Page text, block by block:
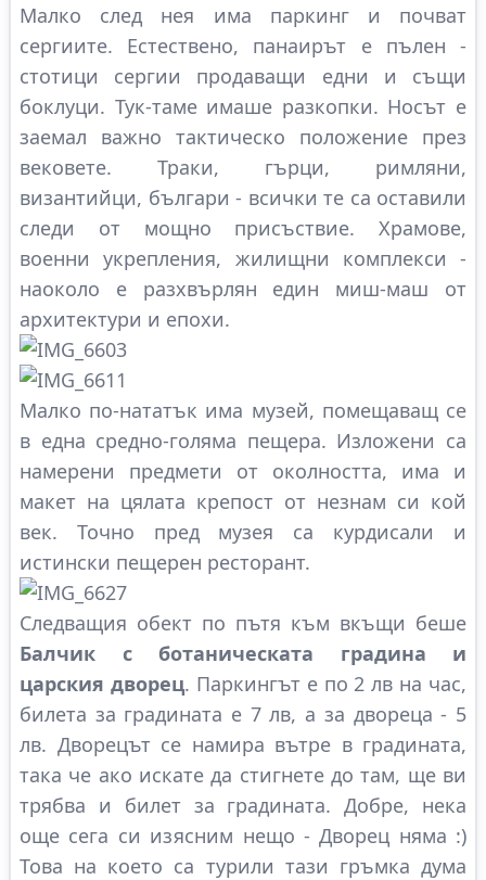
Малко след нея има паркинг и почват
сергиите. Естествено, панаирът е пълен -
стотици сергии продаващи едни и същи
боклуци. Тук-таме имаше разкопки. Носът е
заемал важно тактическо положение през
вековете. Траки, гърци, римляни,
византийци, българи - всички те са оставили
следи от мощно присъствие. Храмове,
военни укрепления, жилищни комплекси -
наоколо е разхвърлян един миш-маш от
архитектури и епохи.
Малко по-нататък има музей, помещаващ се
в една средно-голяма пещера. Изложени са
намерени предмети от околността, има и
макет на цялата крепост от незнам си кой
век. Точно пред музея са курдисали и
истински пещерен ресторант.
Следващия обект по пътя към вкъщи беше
Балчик с ботаническата градина и
царския дворец. Паркингът е по 2 лв на час,
билета за градината е 7 лв, а за двореца - 5
лв. Дворецът се намира вътре в градината,
така че ако искате да стигнете до там, ще ви
трябва и билет за градината. Добре, нека
още сега си изясним нещо - Дворец няма :)
Това на което са турили тази гръмка дума